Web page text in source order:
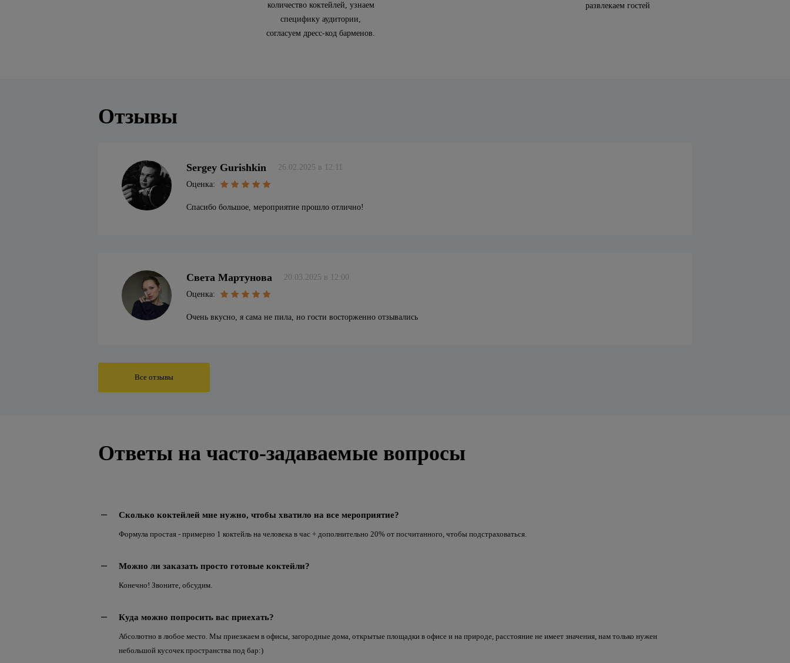
количество коктейлей, узнаем
специфику аудитории,
согласуем дресс-код барменов.
развлекаем гостей
Отзывы
Sergey Gurishkin
26.02.2025 в 12:11
Оценка:
Спасибо большое, мероприятие прошло отлично!
Света Мартунова
20.03.2025 в 12:00
Оценка:
Очень вкусно, я сама не пила, но гости восторженно отзывались
Все отзывы
Ответы на часто-задаваемые вопросы
Сколько коктейлей мне нужно, чтобы хватило на все мероприятие?
Формула простая - примерно 1 коктейль на человека в час + дополнительно 20% от посчитанного, чтобы подстраховаться.
Можно ли заказать просто готовые коктейли?
Конечно! Звоните, обсудим.
Куда можно попросить вас приехать?
Абсолютно в любое место. Мы приезжаем в офисы, загородные дома, открытые площадки в офисе и на природе, расстояние не имеет значения, нам только нужен
небольшой кусочек пространства под бар:)